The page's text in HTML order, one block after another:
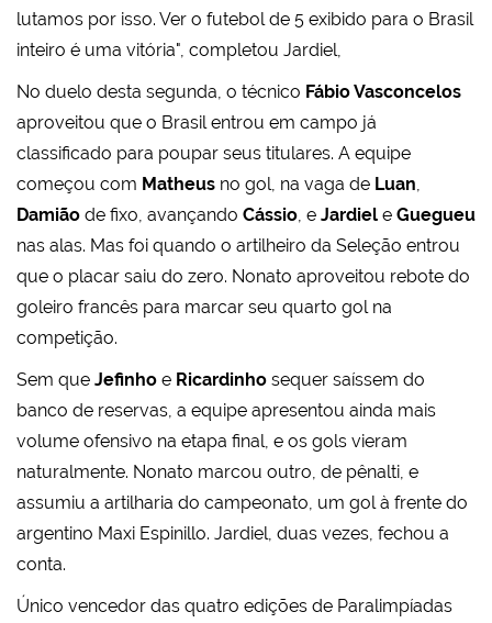
lutamos por isso. Ver o futebol de 5 exibido para o Brasil
inteiro é uma vitória", completou Jardiel,
No duelo desta segunda, o técnico Fábio Vasconcelos
aproveitou que o Brasil entrou em campo já
classificado para poupar seus titulares. A equipe
começou com Matheus no gol, na vaga de Luan,
Damião de fixo, avançando Cássio, e Jardiel e Guegueu
nas alas. Mas foi quando o artilheiro da Seleção entrou
que o placar saiu do zero. Nonato aproveitou rebote do
goleiro francês para marcar seu quarto gol na
competição.
Sem que Jefinho e Ricardinho sequer saíssem do
banco de reservas, a equipe apresentou ainda mais
volume ofensivo na etapa final, e os gols vieram
naturalmente. Nonato marcou outro, de pênalti, e
assumiu a artilharia do campeonato, um gol à frente do
argentino Maxi Espinillo. Jardiel, duas vezes, fechou a
conta.
Único vencedor das quatro edições de Paralimpíadas